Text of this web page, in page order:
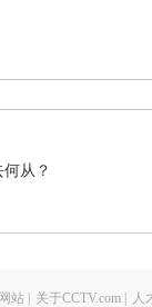
从？
站 关于CCTV.com 人